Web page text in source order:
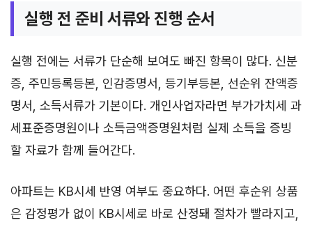
실행 전 준비 서류와 진행 순서
실행 전에는 서류가 단순해 보여도 빠진 항목이 많다. 신분
증, 주민등록등본, 인감증명서, 등기부등본, 선순위 잔액증
명서, 소득서류가 기본이다. 개인사업자라면 부가가치세 과
세표준증명원이나 소득금액증명원처럼 실제 소득을 증빙
할 자료가 함께 들어간다.
아파트는 KB시세 반영 여부도 중요하다. 어떤 후순위 상품
은 감정평가 없이 KB시세로 바로 산정돼 절차가 빨라지고,